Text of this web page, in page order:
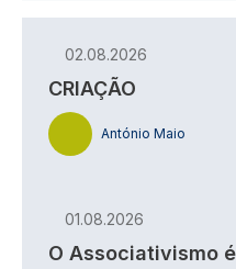
02.08.2026
CRIAÇÃO
António Maio
01.08.2026
O Associativismo